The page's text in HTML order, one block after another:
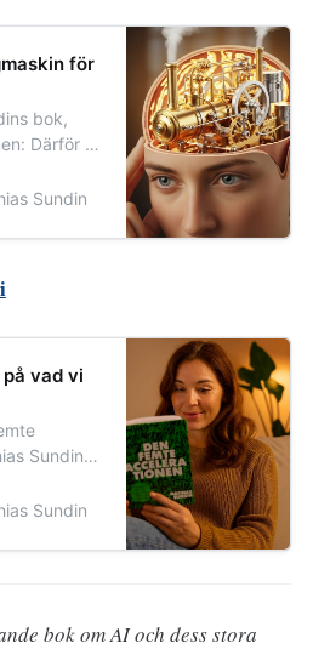
för
bok,
Därför är
Sundin
vad vi
Sundin:
på var
sociala
Sundin
bok om AI och dess stora